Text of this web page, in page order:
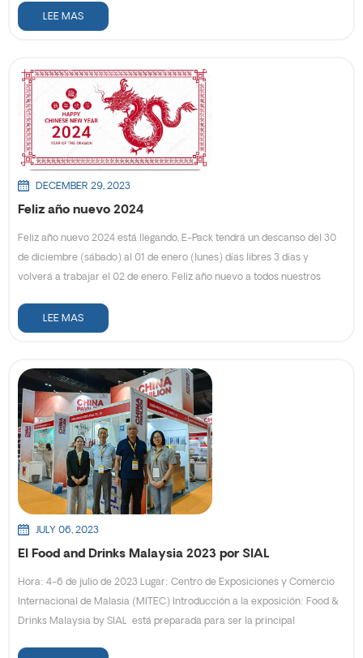
de vacaciones. Nos gustaría informarle nuestro horario de vacaciones,
del 7 de febrero al 17 de febrero de 2024 . Y volveremos a trabajar el 18
no están organizados. Nuestro servidor de correo electrónico
permanecerá abierto durante las vacaciones, si tiene algún problema
urgente, puede contactarnos por nuestro correo electrónico como
golpe: info@easypacktech.com Para cualquier pregunta y consulta, no
dude en contactarnos, esperamos servirle.
LEE MAS
DECEMBER 29, 2023
Feliz año nuevo 2024
Feliz año nuevo 2024 está llegando, E-Pack tendrá un descanso del 30
de diciembre (sábado) al 01 de enero (lunes) días libres 3 días y
volverá a trabajar el 02 de enero. Feliz año nuevo a todos nuestros
envíos no están organizados. Nuestro servidor de correo electrónico
golpe: info@easypacktech.com Si tiene alguna pregunta, no dude en
contáctenos , estaremos encantados de ayudarlo.
LEE MAS
JULY 06, 2023
El Food and Drinks Malaysia 2023 por SIAL
Hora: 4-6 de julio de 2023 Lugar: Centro de Exposiciones y Comercio
Internacional de Malasia (MITEC) Introducción a la exposición: Food &
Drinks Malaysia by SIAL está preparada para ser la principal